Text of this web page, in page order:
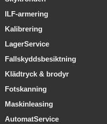
ILF-armering
Kalibrering
LagerService
Fallskyddsbesiktning
Klädtryck & brodyr
Fotskanning
Maskinleasing
AutomatService